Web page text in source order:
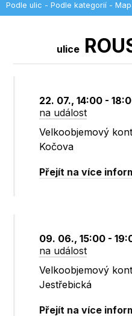
Podle ulic - Podle kategorií -
ulice
22. 07., 14:00 -
na událost
Velkoobjemový
Kočova
Přejít na více
09. 06., 15:00 -
na událost
Velkoobjemový
Jestřebická
Přejít na více